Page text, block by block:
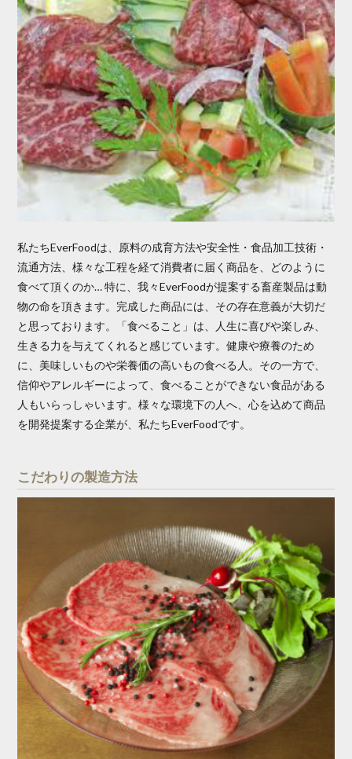
私たちEverFoodは、原料の成育方法や安全性・食品加工技術・
流通方法、様々な工程を経て消費者に届く商品を、どのように
食べて頂くのか… 特に、我々EverFoodが提案する畜産製品は動
物の命を頂きます。完成した商品には、その存在意義が大切だ
と思っております。「食べること」は、人生に喜びや楽しみ、
生きる力を与えてくれると感じています。健康や療養のため
に、美味しいものや栄養価の高いもの食べる人。その一方で、
信仰やアレルギーによって、食べることができない食品がある
人もいらっしゃいます。様々な環境下の人へ、心を込めて商品
を開発提案する企業が、私たちEverFoodです。
こだわりの製造方法